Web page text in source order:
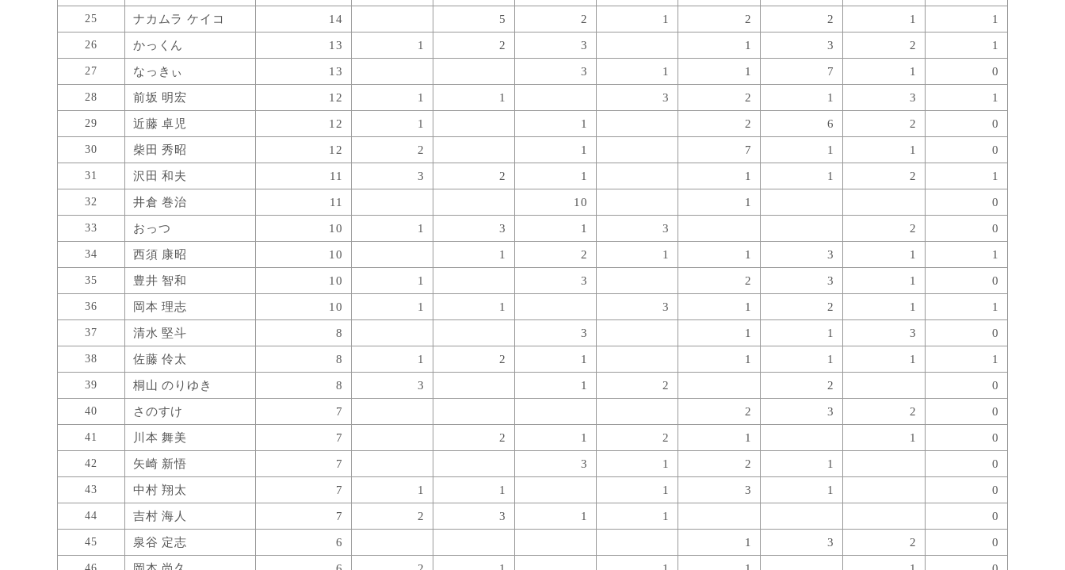
25 ナカムラ ケイコ 14 5 2 1 2 2 1 1
26 かっくん 13 1 2 3 1 3 2 1
27 なっきぃ 13 3 1 1 7 1 0
28 前坂 明宏 12 1 1 3 2 1 3 1
29 近藤 卓児 12 1 1 2 6 2 0
30 柴田 秀昭 12 2 1 7 1 1 0
31 沢田 和夫 11 3 2 1 1 1 2 1
32 井倉 巻治 11 10 1 0
33 おっつ 10 1 3 1 3 2 0
34 西須 康昭 10 1 2 1 1 3 1 1
35 豊井 智和 10 1 3 2 3 1 0
36 岡本 理志 10 1 1 3 1 2 1 1
37 清水 堅斗 8 3 1 1 3 0
38 佐藤 伶太 8 1 2 1 1 1 1 1
39 桐山 のりゆき 8 3 1 2 2 0
40 さのすけ 7 2 3 2 0
41 川本 舞美 7 2 1 2 1 1 0
42 矢崎 新悟 7 3 1 2 1 0
43 中村 翔太 7 1 1 1 3 1 0
44 吉村 海人 7 2 3 1 1 0
45 泉谷 定志 6 1 3 2 0